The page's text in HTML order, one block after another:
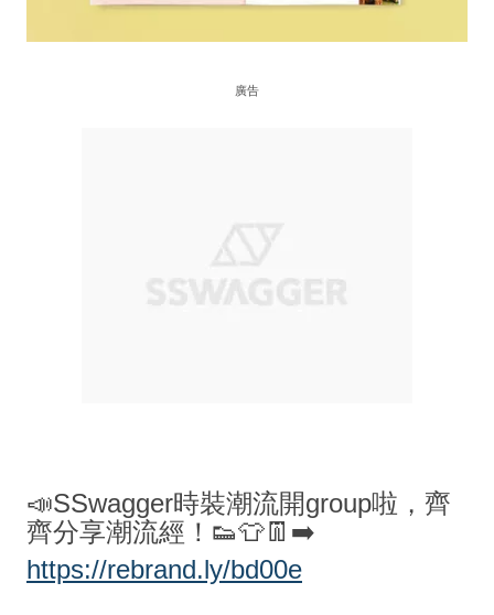
廣告
📣SSwagger時裝潮流開group啦，齊
齊分享潮流經！👟👕👖➡️
https://rebrand.ly/bd00e